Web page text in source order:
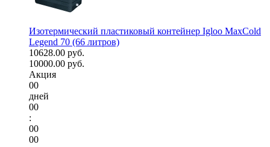
Изотермический пластиковый контейнер Igloo MaxCold
Legend 70 (66 литров)
10628.00 руб.
10000.00 руб.
Акция
00
дней
00
:
00
00